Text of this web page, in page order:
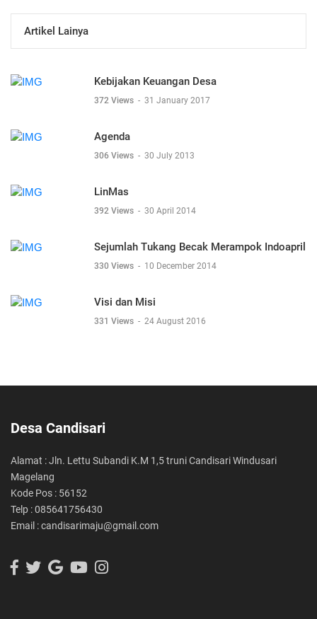
Artikel Lainya
Kebijakan Keuangan Desa
372 Views - 31 January 2017
Agenda
306 Views - 30 July 2013
LinMas
392 Views - 30 April 2014
Sejumlah Tukang Becak Merampok Indoapril
330 Views - 10 December 2014
Visi dan Misi
331 Views - 24 August 2016
Desa Candisari
Alamat : Jln. Lettu Subandi K.M 1,5 truni Candisari Windusari
Magelang
Kode Pos : 56152
Telp : 085641756430
Email : candisarimaju@gmail.com